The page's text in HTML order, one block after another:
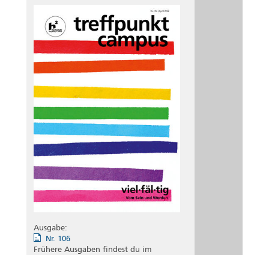
Ausgabe:
Nr. 106
Frühere Ausgaben findest du im